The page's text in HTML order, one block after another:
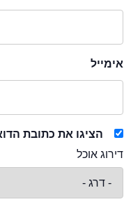
אימייל
הציגו את כתובת
דירוג אוכל